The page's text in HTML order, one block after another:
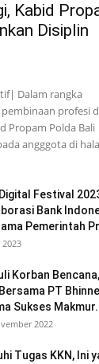
Kabid
Disiplin
Dalam rangka
profesi
Propam Polda Bali
angggota di
Festival
Bank
Pemerintah
2023
Korban Bencana,
PT
Sukses
2022
Tugas KKN, Ini